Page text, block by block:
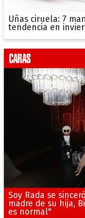
Uñas ciruela: 7
tendencia en
Soy Rada se
madre de su hija,
es normal"